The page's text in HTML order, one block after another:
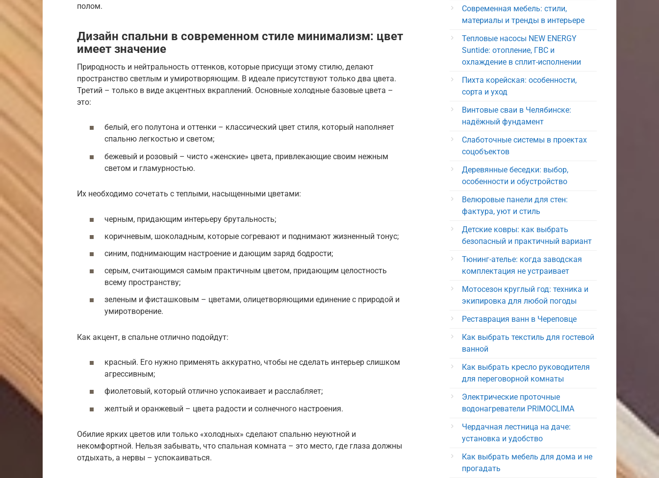
полом.
Дизайн спальни в современном стиле минимализм: цвет
имеет значение
Природность и нейтральность оттенков, которые присущи этому стилю, делают
пространство светлым и умиротворяющим. В идеале присутствуют только два цвета.
Третий – только в виде акцентных вкраплений. Основные холодные базовые цвета –
это:
белый, его полутона и оттенки – классический цвет стиля, который наполняет
спальню легкостью и светом;
бежевый и розовый – чисто «женские» цвета, привлекающие своим нежным
светом и гламурностью.
Их необходимо сочетать с теплыми, насыщенными цветами:
черным, придающим интерьеру брутальность;
коричневым, шоколадным, которые согревают и поднимают жизненный тонус;
синим, поднимающим настроение и дающим заряд бодрости;
серым, считающимся самым практичным цветом, придающим целостность
всему пространству;
зеленым и фисташковым – цветами, олицетворяющими единение с природой и
умиротворение.
Как акцент, в спальне отлично подойдут:
красный. Его нужно применять аккуратно, чтобы не сделать интерьер слишком
агрессивным;
фиолетовый, который отлично успокаивает и расслабляет;
желтый и оранжевый – цвета радости и солнечного настроения.
Обилие ярких цветов или только «холодных» сделают спальню неуютной и
некомфортной. Нельзя забывать, что спальная комната – это место, где глаза должны
отдыхать, а нервы – успокаиваться.
Современная мебель: стили,
материалы и тренды в интерьере
Тепловые насосы NEW ENERGY
Suntide: отопление, ГВС и
охлаждение в сплит-исполнении
Пихта корейская: особенности,
сорта и уход
Винтовые сваи в Челябинске:
надёжный фундамент
Слаботочные системы в проектах
соцобъектов
Деревянные беседки: выбор,
особенности и обустройство
Велюровые панели для стен:
фактура, уют и стиль
Детские ковры: как выбрать
безопасный и практичный вариант
Тюнинг-ателье: когда заводская
комплектация не устраивает
Мотосезон круглый год: техника и
экипировка для любой погоды
Реставрация ванн в Череповце
Как выбрать текстиль для гостевой
ванной
Как выбрать кресло руководителя
для переговорной комнаты
Электрические проточные
водонагреватели PRIMOCLIMA
Чердачная лестница на даче:
установка и удобство
Как выбрать мебель для дома и не
прогадать